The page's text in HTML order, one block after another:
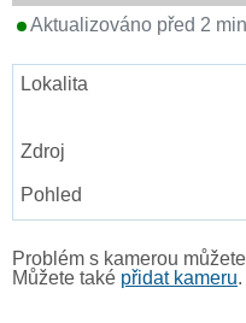
Aktualizováno před 2
Problém s kamerou
Můžete také přidat kameru.